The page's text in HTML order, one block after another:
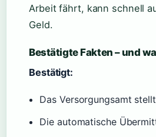
Arbeit fährt, kann schnell
Geld.
Bestätigte Fakten – und
Bestätigt:
Das Versorgungsamt
Die automatische